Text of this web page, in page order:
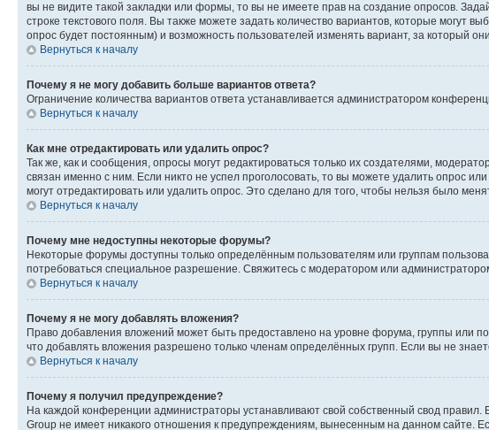
вы не видите такой закладки или формы, то вы не имеете прав на создание опросов.
строке текстового поля. Вы также можете задать количество вариантов, которые могут
опрос будет постоянным) и возможность пользователей изменять вариант, за который
Вернуться к началу
Почему я не могу добавить больше вариантов ответа?
Ограничение количества вариантов ответа устанавливается администратором
Вернуться к началу
Как мне отредактировать или удалить опрос?
Так же, как и сообщения, опросы могут редактироваться только их создателями,
связан именно с ним. Если никто не успел проголосовать, то вы можете удалить опрос
могут отредактировать или удалить опрос. Это сделано для того, чтобы нельзя было
Вернуться к началу
Почему мне недоступны некоторые форумы?
Некоторые форумы доступны только определённым пользователям или группам
потребоваться специальное разрешение. Свяжитесь с модератором или
Вернуться к началу
Почему я не могу добавлять вложения?
Право добавления вложений может быть предоставлено на уровне форума, группы или
что добавлять вложения разрешено только членам определённых групп. Если вы не
Вернуться к началу
Почему я получил предупреждение?
На каждой конференции администраторы устанавливают свой собственный свод
Group не имеет никакого отношения к предупреждениям, вынесенным на данном сайте.